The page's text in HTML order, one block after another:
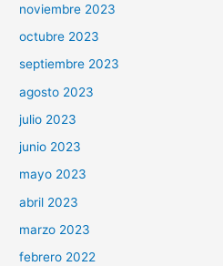
noviembre 2023
octubre 2023
septiembre 2023
agosto 2023
julio 2023
junio 2023
mayo 2023
abril 2023
marzo 2023
febrero 2022